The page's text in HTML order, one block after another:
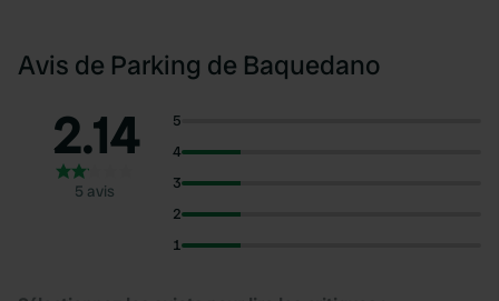
Avis de Parking de Baquedano
2.14
5 avis
5
4
3
2
1